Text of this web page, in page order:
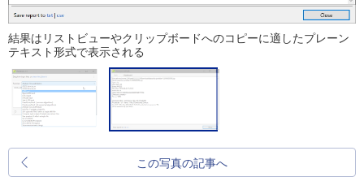
結果はリストビューやクリップボードへのコピーに適したプレーン
テキスト形式で表示される
この写真の記事へ